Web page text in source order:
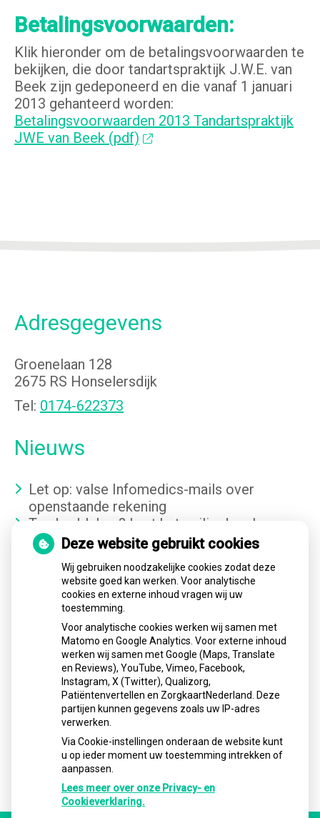
Betalingsvoorwaarden:
Klik hieronder om de betalingsvoorwaarden te
bekijken, die door tandartspraktijk J.W.E. van
Beek zijn gedeponeerd en die vanaf 1 januari
2013 gehanteerd worden:
Betalingsvoorwaarden 2013 Tandartspraktijk
JWE van Beek (pdf)
Adresgegevens
Groenelaan 128
2675 RS Honselersdijk
Tel: 0174-622373
Nieuws
Let op: valse Infomedics-mails over
openstaande rekening
Tanden bleken? Laat het veilig doen!
Gezond tandvlees: de basis voor een
gezonde mond
Naar de tandarts in het buitenland? Wees op
je hoede!
(Mond)zorgkosten gemaakt in 2025? Check
of die aftrekbaar zijn
Aangesloten bij:
Deze website gebruikt cookies
Wij gebruiken noodzakelijke cookies zodat deze
website goed kan werken. Voor analytische
cookies en externe inhoud vragen wij uw
toestemming.
Voor analytische cookies werken wij samen met
Matomo en Google Analytics. Voor externe inhoud
werken wij samen met Google (Maps, Translate
en Reviews), YouTube, Vimeo, Facebook,
Instagram, X (Twitter), Qualizorg,
Patiëntenvertellen en ZorgkaartNederland. Deze
partijen kunnen gegevens zoals uw IP-adres
verwerken.
Via Cookie-instellingen onderaan de website kunt
u op ieder moment uw toestemming intrekken of
aanpassen.
Lees meer over onze Privacy- en
Cookieverklaring.